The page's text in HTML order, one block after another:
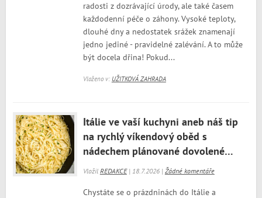
radosti z dozrávající úrody, ale také časem
každodenní péče o záhony. Vysoké teploty,
dlouhé dny a nedostatek srážek znamenají
jedno jediné - pravidelné zalévání. A to může
být docela dřina! Pokud...
Vloženo v: UŽITKOVÁ ZAHRADA
Itálie ve vaší kuchyni aneb náš tip
na rychlý víkendový oběd s
nádechem plánované dovolené…
Vložil REDAKCE| 18.7.2026 | Žádné komentáře
Chystáte se o prázdninách do Itálie a